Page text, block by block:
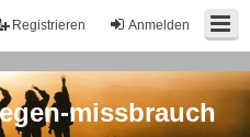
Anmelden
Registrieren
missbrauch